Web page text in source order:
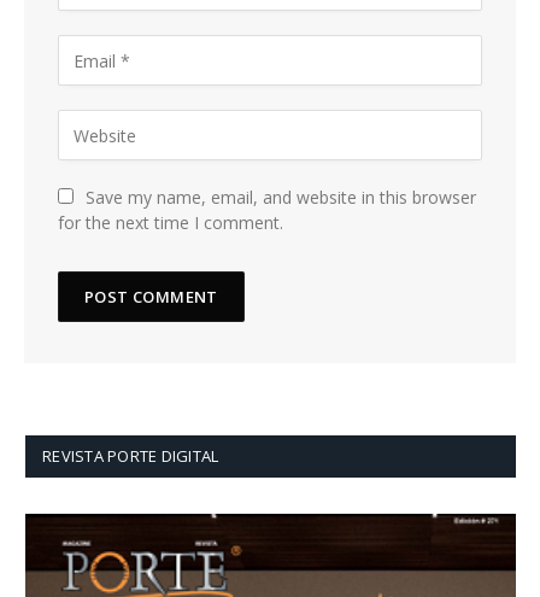
Save my name, email, and website in this browser
for the next time I comment.
REVISTA PORTE DIGITAL